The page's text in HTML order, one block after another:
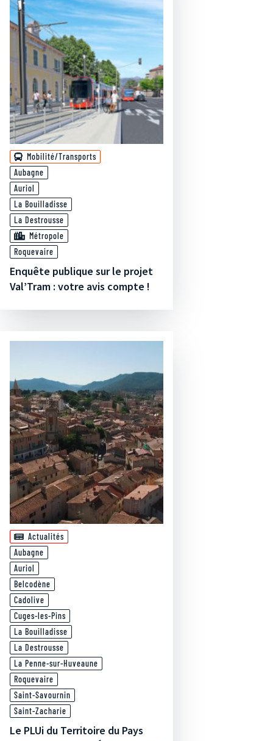
Mobilité/Transports
Aubagne
Auriol
La Bouilladisse
La Destrousse
Métropole
Roquevaire
Enquête publique sur le projet
Val’Tram : votre avis compte !
Actualités
Aubagne
Auriol
Belcodène
Cadolive
Cuges-les-Pins
La Bouilladisse
La Destrousse
La Penne-sur-Huveaune
Roquevaire
Saint-Savournin
Saint-Zacharie
Le PLUi du Territoire du Pays